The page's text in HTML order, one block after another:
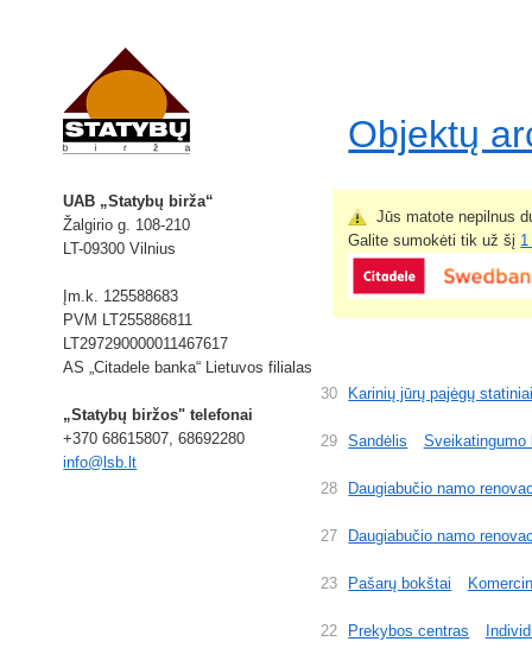
Objektų
UAB „Statybų birža“
Žalgirio g. 108-210
LT-09300 Vilnius
Įm.k. 125588683
PVM LT255886811
LT297290000011467617
AS „Citadele banka“ Lietuvos filialas
„Statybų biržos" telefonai
+370 68615807, 68692280
info@lsb.lt
Jūs matote nepilnus
Galite sumokėti tik už šį
30 Karinių jūrų pajėgų
29 Sandėlis Sveikatingumo
28 Daugiabučio namo
27 Daugiabučio namo
23 Pašarų bokštai
22 Prekybos centras